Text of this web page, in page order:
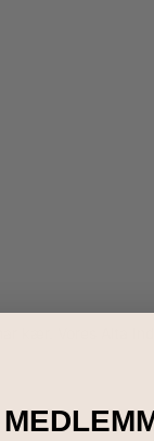
kær. Vores Alta